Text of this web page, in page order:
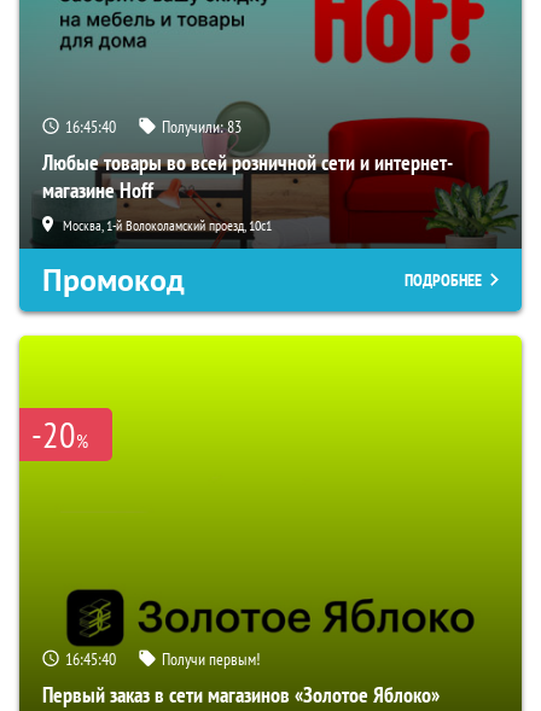
16:45:39 Получили:83
Любые товары во всей розничной сети и интернет-
магазине Hoff
Москва, 1-й Волоколамский проезд, 10с1
Промокод ПОДРОБНЕЕ
-20%
16:45:39 Получи первым!
Первый заказ в сети магазинов «Золотое Яблоко»